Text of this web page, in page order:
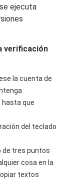
ejecuta
verificación
la cuenta de
hasta que
del teclado
de tres puntos
cosa en la
textos